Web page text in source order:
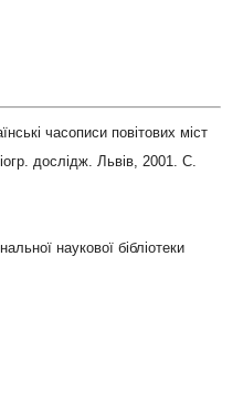
часописи повітових міст
дослідж. Львів, 2001. С.
наукової бібліотеки